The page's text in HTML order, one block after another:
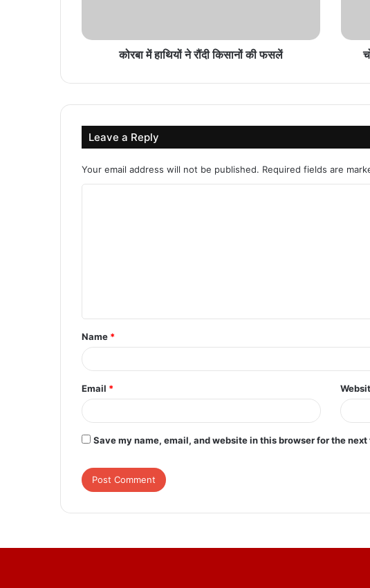
कोरबा में हाथियों ने रौंदी किसानों की फसलें
Leave a Reply
Your email address will not be published. Required fields are
t
*
Name *
Email *
Save my name, email, and website in this browser for the